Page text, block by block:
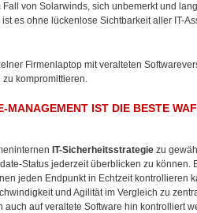
Fall von Solarwinds, sich unbemerkt und
es ohne lückenlose Sichtbarkeit aller IT-
Firmenlaptop mit veralteten
kompromittieren.
MANAGEMENT IST DIE BESTE
IT-Sicherheitsstrategie zu
Status jederzeit überblicken zu können.
jeden Endpunkt in Echtzeit kontrollieren
und Agilität im Vergleich zu
auch auf veraltete Software hin kontrolliert